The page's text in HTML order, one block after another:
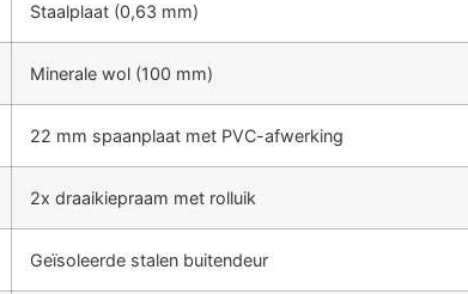
Staalplaat (0,63 mm)
Minerale wol (100 mm)
22 mm spaanplaat met PVC-afwerking
2x draaikiepraam met rolluik
Geïsoleerde stalen buitendeur